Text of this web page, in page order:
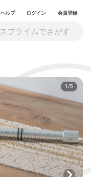
ヘルプ ログイン 会員登録
1/5